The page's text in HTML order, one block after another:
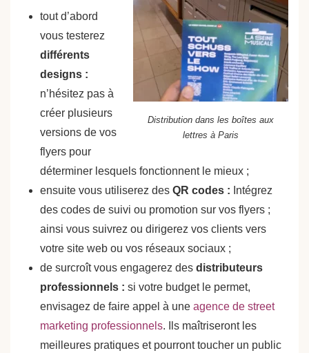
Distribution dans les boîtes aux
lettres à Paris
tout d’abord
vous testerez
différents
designs :
n’hésitez pas à
créer plusieurs
versions de vos
flyers pour
déterminer lesquels fonctionnent le mieux ;
ensuite vous utiliserez des QR codes : Intégrez
des codes de suivi ou promotion sur vos flyers ;
ainsi vous suivrez ou dirigerez vos clients vers
votre site web ou vos réseaux sociaux ;
de surcroît vous engagerez des distributeurs
professionnels : si votre budget le permet,
envisagez de faire appel à une agence de street
marketing professionnels. Ils maîtriseront les
meilleures pratiques et pourront toucher un public